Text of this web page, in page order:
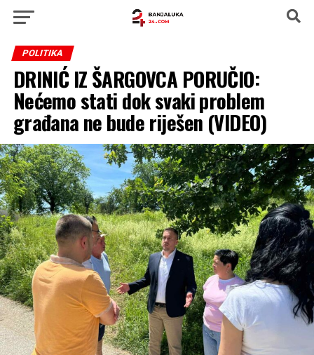
POLITIKA
DRINIĆ IZ ŠARGOVCA PORUČIO:
Nećemo stati dok svaki problem
građana ne bude riješen (VIDEO)